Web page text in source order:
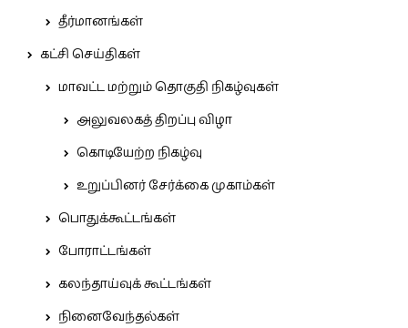
தீர்மானங்கள்
கட்சி செய்திகள்
மாவட்ட மற்றும் தொகுதி நிகழ்வுகள்
அலுவலகத் திறப்பு விழா
கொடியேற்ற நிகழ்வு
உறுப்பினர் சேர்க்கை முகாம்கள்
பொதுக்கூட்டங்கள்
போராட்டங்கள்
கலந்தாய்வுக் கூட்டங்கள்
நினைவேந்தல்கள்